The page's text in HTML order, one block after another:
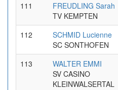
111
FREUDLING Sarah
TV KEMPTEN
112
SCHMID Lucienne
SC SONTHOFEN
113
WALTER EMMI
SV CASINO
KLEINWALSERTAL